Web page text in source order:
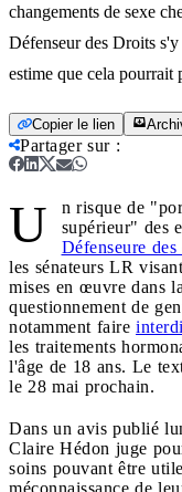
changements de sexe
Défenseur des Droits
estime que cela pourrait
Copier le lien
Partager sur:
U
n risque de
supérieur" des
Défenseure
les sénateurs LR
mises en œuvre dans
questionnement de
notamment faire
les traitements
l'âge de 18 ans. Le
le 28 mai prochain.
Dans un avis publié
Claire Hédon juge
soins pouvant être
méconnaissance de